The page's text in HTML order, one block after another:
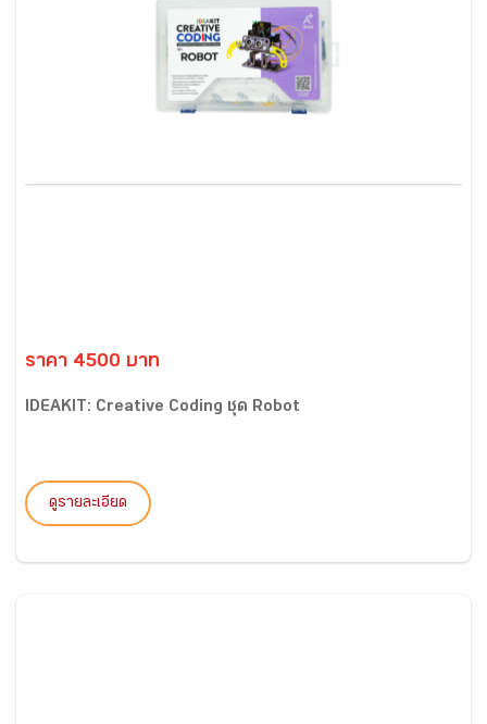
ราคา 4500 บาท
IDEAKIT: Creative Coding ชุด Robot
ดูรายละเอียด